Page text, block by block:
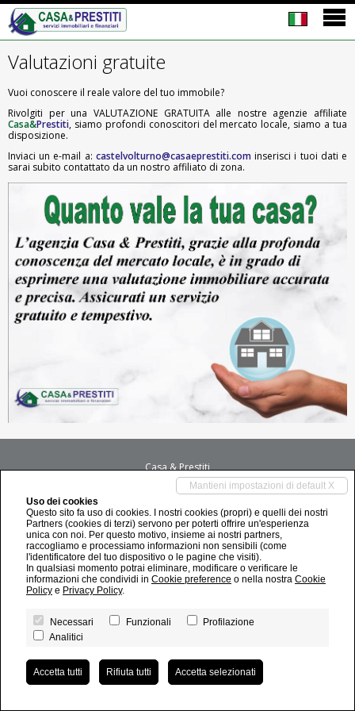
Valutazioni gratuite
Vuoi conoscere il reale valore del tuo immobile?
Rivolgiti per una VALUTAZIONE GRATUITA alle nostre agenzie affiliate
Casa&Prestiti, siamo profondi conoscitori del mercato locale, siamo a tua
disposizione.
Inviaci un e-mail a: castelvolturno@casaeprestiti.cominserisci i tuoi dati e
sarai subito contattato da un nostro affiliato di zona.
Casa & Prestiti
Agenzia di Castel Volturno- P.IVA 03850040613
tel 081 5093601 - mail
Privacy Policy| Revoca consensi| Powered byMiogest.com
Mantieni impostazioni di default X
Uso dei cookies
Questo sito fa uso di cookies. I nostri cookies (propri) e quelli dei nostri
Partners (cookies di terzi) servono per poterti offrire un'esperienza
unica con noi. Per questo motivo, insieme ai nostri partners,
raccogliamo e processiamo informazioni non sensibili (come
l'identificatore del tuo dispositivo o le pagine che visiti).
In qualsiasi momento potrai eliminare, modificare o verificare le
informazioni che condividi in Cookie preference o nella nostra Cookie
Policy e Privacy Policy.
Necessari Funzionali
Profilazione
Analitici
Accetta tutti Rifiuta tutti Accetta selezionati